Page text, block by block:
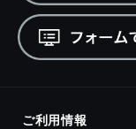
ご利用情報